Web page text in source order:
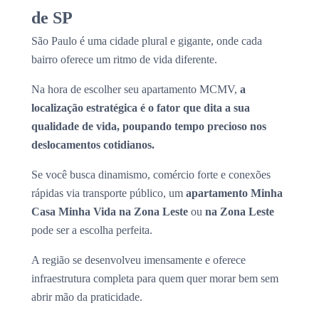
de SP
São Paulo é uma cidade plural e gigante, onde cada
bairro oferece um ritmo de vida diferente.
Na hora de escolher seu apartamento MCMV, a
localização estratégica é o fator que dita a sua
qualidade de vida, poupando tempo precioso nos
deslocamentos cotidianos.
Se você busca dinamismo, comércio forte e conexões
rápidas via transporte público, um apartamento Minha
Casa Minha Vida na Zona Leste ou na Zona Leste
pode ser a escolha perfeita.
A região se desenvolveu imensamente e oferece
infraestrutura completa para quem quer morar bem sem
abrir mão da praticidade.